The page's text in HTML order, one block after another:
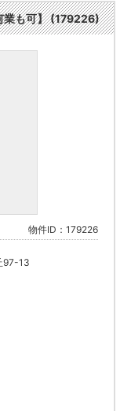
業も可】 (179226)
物件ID：179226
97-13